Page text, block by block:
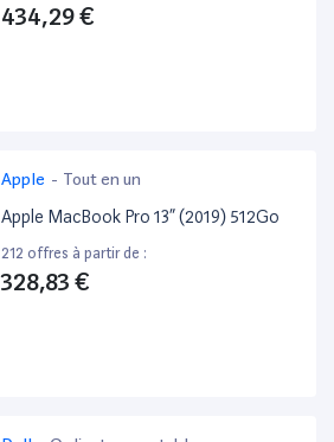
434,29 €
Apple - Tout en un
Apple MacBook Pro 13” (2019) 512Go
212 offres à partir de :
328,83 €